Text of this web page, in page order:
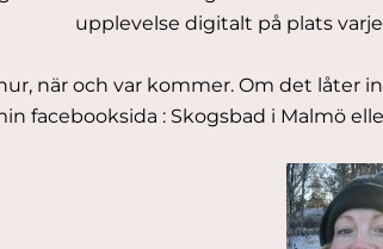
upplevelse digitalt på plats
när och var kommer. Om det låter
facebooksida : Skogsbad i Malmö